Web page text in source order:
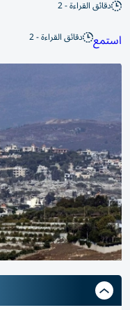
دقائق القراءة - 2
استمع دقائق القراءة - 2